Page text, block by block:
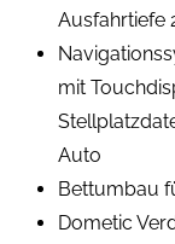
Ausfahrtiefe
mit
Auto
Bettumbau
Dometic